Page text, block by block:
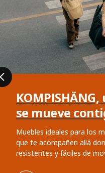
se mueve
Muebles ideales para los
que te acompañen allá
resistentes y fáciles de